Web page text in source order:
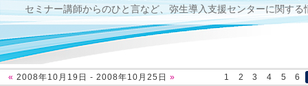
セミナー講師からのひと言など、弥生導入支援センターに関す
«2008年10月19日 - 2008年10月25日 » 1 2 3 4 5 6